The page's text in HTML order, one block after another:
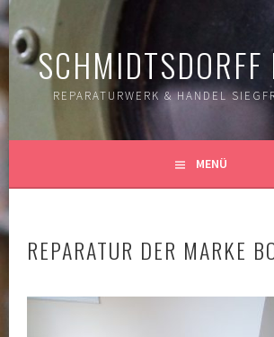
Springe
zum
InhaltSCHMIDTSDORFF
REPARATURWERK & HANDEL
MENÜ
REPARATUR DER MARKE